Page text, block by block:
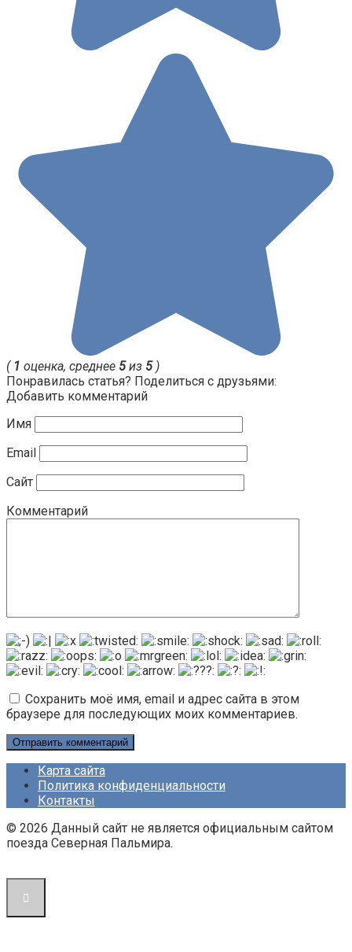
( 1 оценка, среднее 5из 5)
Понравилась статья? Поделиться с друзьями:
Добавить комментарий
Имя
Email
Сайт
Комментарий
Сохранить моё имя, email и адрес сайта в этом
браузере для последующих моих комментариев.
Карта сайта
Политика конфиденциальности
Контакты
© 2026 Данный сайт не является официальным сайтом
поезда Северная Пальмира.